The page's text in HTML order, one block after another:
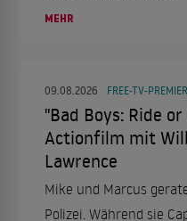
MEHR
09.08.2026 FREE-TV-
"Bad Boys: Ride
Actionfilm mit
Lawrence
Mike und Marcus
Polizei. Während sie